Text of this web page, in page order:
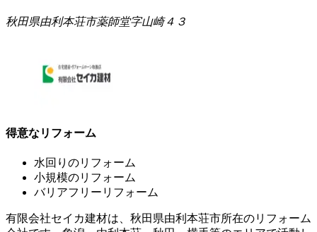
秋田県由利本荘市薬師堂字山崎４３
得意なリフォーム
水回りのリフォーム
小規模のリフォーム
バリアフリーリフォーム
有限会社セイカ建材は、秋田県由利本荘市所在のリフォーム